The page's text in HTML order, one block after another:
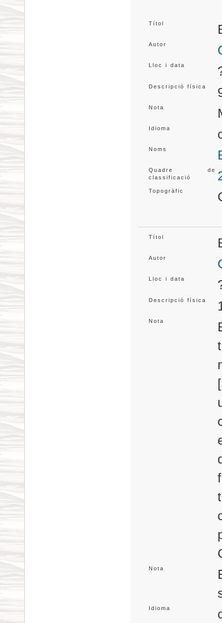
Títol
Autor
Lloc i data
Descripció física
Nota
Idioma
Noms
Quadre de
classificació
Topogràfic
Títol
Autor
Lloc i data
Descripció física
Nota
Nota
Idioma